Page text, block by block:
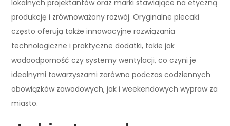
lokalnych projektantów oraz marki stawiające na etyczną
produkcję i zrównoważony rozwój. Oryginalne plecaki
często oferują także innowacyjne rozwiązania
technologiczne i praktyczne dodatki, takie jak
wodoodporność czy systemy wentylacji, co czyni je
idealnymi towarzyszami zarówno podczas codziennych
obowiązków zawodowych, jak i weekendowych wypraw za
miasto.